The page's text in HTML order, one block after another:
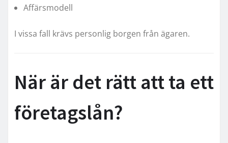
Affärsmodell
I vissa fall krävs personlig borgen från ägaren.
När är det rätt att ta ett
företagslån?